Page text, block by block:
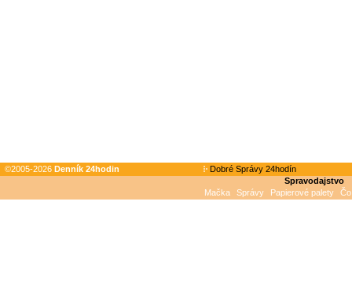
©2005-2026 Denník 24hodin
Dobré Správy 24hodín
Spravodajstvo
Mačka
Správy Papierové palety